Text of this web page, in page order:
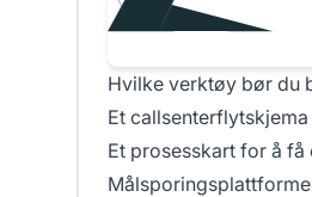
Hvilke verktøy bør du
Et
Et prosesskart for å